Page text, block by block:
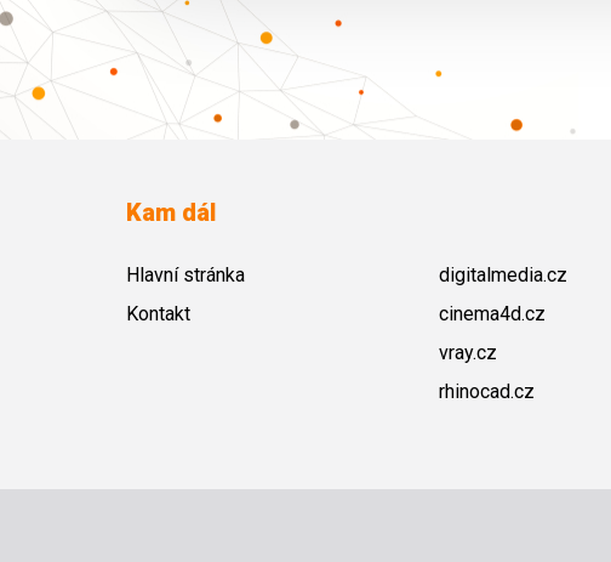
Kam dál
Hlavní stránka
Kontakt
digitalmedia.cz
cinema4d.cz
vray.cz
rhinocad.cz